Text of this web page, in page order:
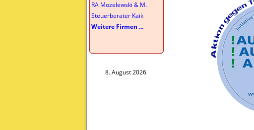
RA Mozelewski & M.
Steuerberater Kaik
Weitere Firmen ...
8. August 2026